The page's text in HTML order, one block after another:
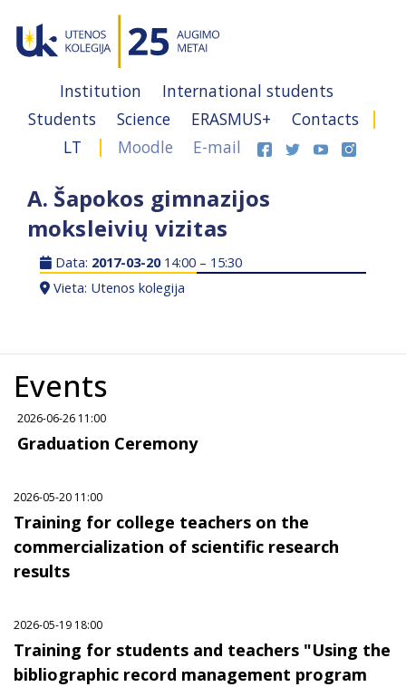
Institution
International students
Students
Science ERASMUS+
Contacts
LT
Moodle E-mail
A. Šapokos gimnazijos
moksleivių vizitas
Data: 2017-03-2014:00 – 15:30
Vieta: Utenos kolegija
Events
2026-06-26 11:00
Graduation Ceremony
2026-05-20 11:00
Training for college teachers on the
commercialization of scientific research
results
2026-05-19 18:00
Training for students and teachers "Using the
bibliographic record management program